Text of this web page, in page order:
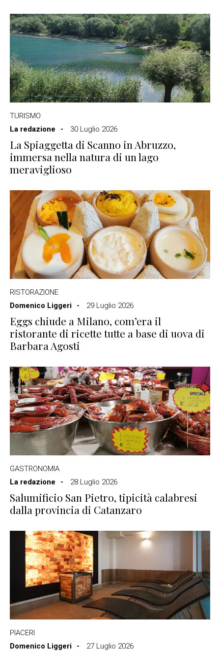
TURISMO
La redazione
30 Luglio 2026
La Spiaggetta di Scanno in Abruzzo,
immersa nella natura di un lago
meraviglioso
RISTORAZIONE
Domenico Liggeri
29 Luglio 2026
Eggs chiude a Milano, com’era il
ristorante di ricette tutte a base di uova di
Barbara Agosti
GASTRONOMIA
La redazione
28 Luglio 2026
Salumificio San Pietro, tipicità calabresi
dalla provincia di Catanzaro
PIACERI
Domenico Liggeri
27 Luglio 2026